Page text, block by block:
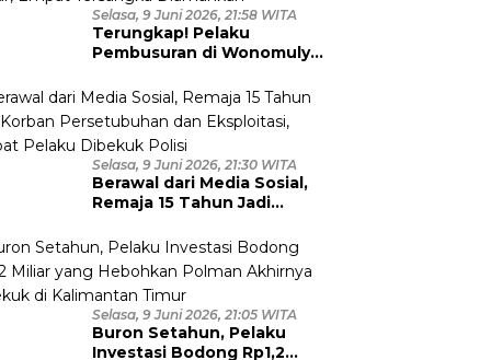
Selasa, 9 Juni 2026, 21:58 WITA
Terungkap! Pelaku
Pembusuran di Wonomulyo
Bawah Umur, Empat
Tersangka Diamankan
Selasa, 9 Juni 2026, 21:30 WITA
Berawal dari Media Sosial,
Remaja 15 Tahun Jadi
Eksploitasi, Empat Pelaku
Dibekuk Polisi
Selasa, 9 Juni 2026, 21:05 WITA
Buron Setahun, Pelaku
Investasi Bodong Rp1,2